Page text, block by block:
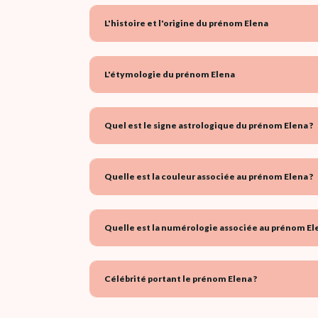
L'histoire et l'origine du prénom Elena
L'étymologie du prénom Elena
Quel est le signe astrologique du prénom Elena ?
Quelle est la couleur associée au prénom Elena ?
Quelle est la numérologie associée au prénom
Célébrité portant le prénom Elena ?